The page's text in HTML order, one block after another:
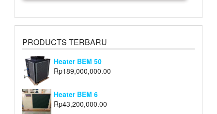
PRODUCTS TERBARU
Heater BEM 50
Rp189,000,000.00
Heater BEM 6
Rp43,200,000.00